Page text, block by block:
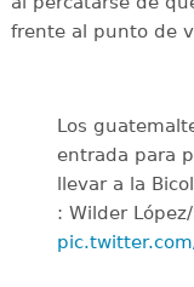
frente al punto de
Los
entrada para
llevar a la
: Wilder